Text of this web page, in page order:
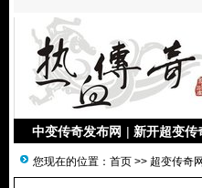
中变传奇发布网 | 新开超变传
您现在的位置： 首页 >> 超变传奇